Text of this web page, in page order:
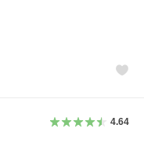
4.64